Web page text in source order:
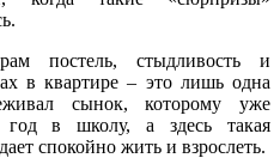
постель, стыдливость и
в квартире – это лишь одна
сынок, которому уже
в школу, а здесь такая
спокойно жить и взрослеть.